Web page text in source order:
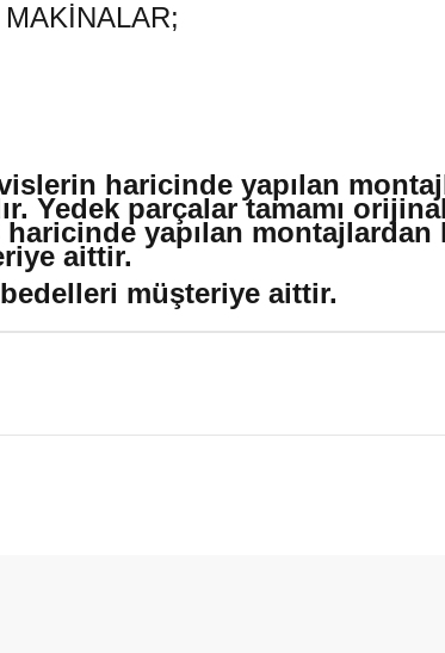
haricinde yapılan
Yedek parçalar tamamı
yapılan montajlardan
aittir.
müşteriye aittir.